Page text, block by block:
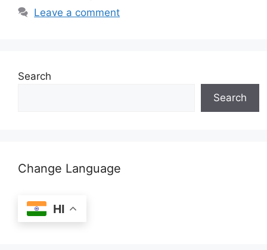
Leave a comment
Search
Search
Change Language
HI